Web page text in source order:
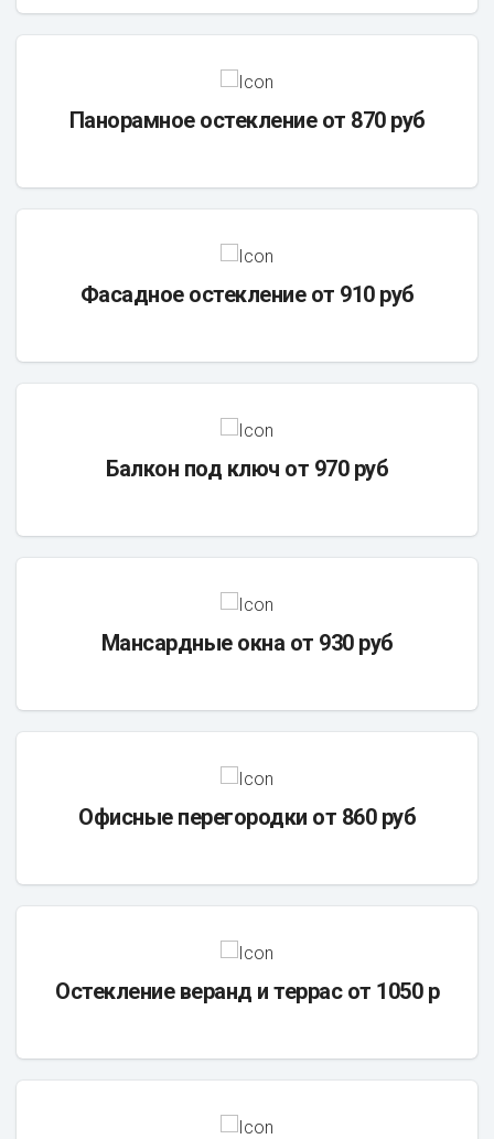
Панорамное остекление от 870 руб
Фасадное остекление от 910 руб
Балкон под ключ от 970 руб
Мансардные окна от 930 руб
Офисные перегородки от 860 руб
Остекление веранд и террас от 1050 р